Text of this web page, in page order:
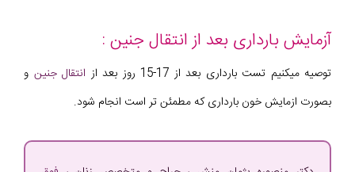
آزمایش بارداری بعد از انتقال جنین :
توصیه میکنیم تست بارداری بعد از 17-15 روز بعد از انتقال جنین و
بصورت ازمایش خون بارداری که مطمئن تر است انجام شود.